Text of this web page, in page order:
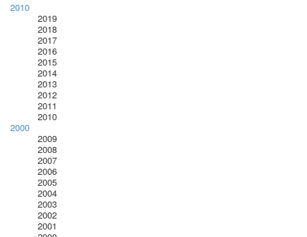
2010
2019
2018
2017
2016
2015
2014
2013
2012
2011
2010
2000
2009
2008
2007
2006
2005
2004
2003
2002
2001